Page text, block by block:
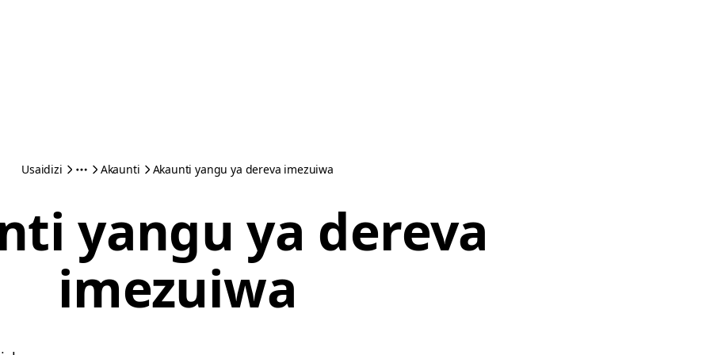
Usaidizi Akaunti Akaunti yangu ya dereva imezuiwa
yangu ya dereva
imezuiwa